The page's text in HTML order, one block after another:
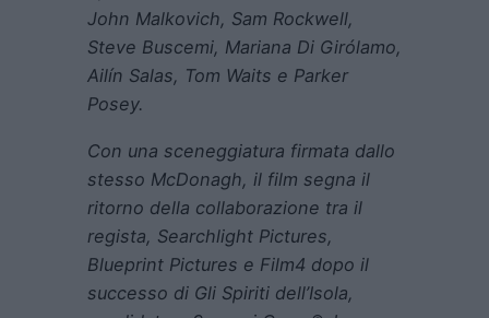
John Malkovich, Sam Rockwell,
Steve Buscemi, Mariana Di Girólamo,
Ailín Salas, Tom Waits e Parker
Posey.
Con una sceneggiatura firmata dallo
stesso McDonagh, il film segna il
ritorno della collaborazione tra il
regista, Searchlight Pictures,
Blueprint Pictures e Film4 dopo il
successo di Gli Spiriti dell’Isola,